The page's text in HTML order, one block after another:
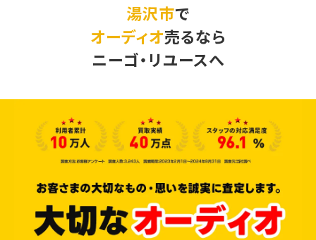
湯沢市で
オーディオ売るなら
ニーゴ・リユースへ